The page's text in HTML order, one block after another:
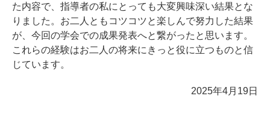
た内容で、指導者の私にとっても大変興味深い結果とな
りました。お二人ともコツコツと楽しんで努力した結果
が、今回の学会での成果発表へと繋がったと思います。
これらの経験はお二人の将来にきっと役に立つものと信
じています。
2025年4月19日